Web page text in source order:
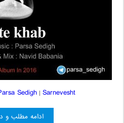
Sedigh| Sarnevesht
ادامه مطلب و